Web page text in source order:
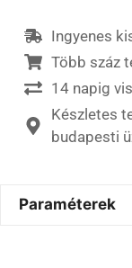
Ingyenes
Több száz
14 napig
Készletes
budapesti
Paraméterek